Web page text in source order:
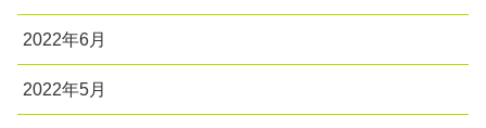
2022年6月
2022年5月